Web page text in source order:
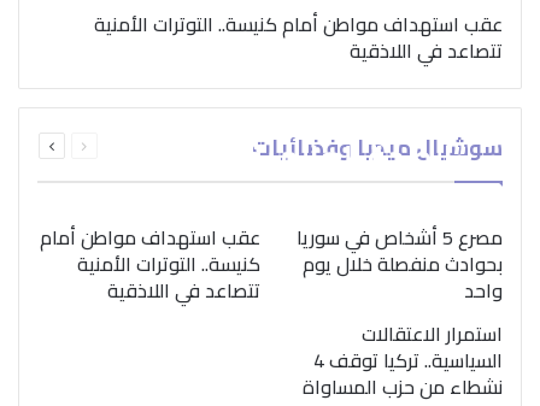
عقب استهداف مواطن أمام كنيسة.. التوترات الأمنية
تتصاعد في اللاذقية
سوشيال ميديا وفضائيات الصفحةالصفحة
بمناسبة اليوم الدولي..
“الصحة العالمية” تؤكد
ضرورة اتباع نهج متكامل
لمواجهة إدمان المخدرات
مصرع 5 أشخاص في سوريا
بحوادث منفصلة خلال يوم
واحد
عقب استهداف مواطن أمام
كنيسة.. التوترات الأمنية
تتصاعد في اللاذقية
استمرار الاعتقالات
السياسية.. تركيا توقف 4
نشطاء من حزب المساواة